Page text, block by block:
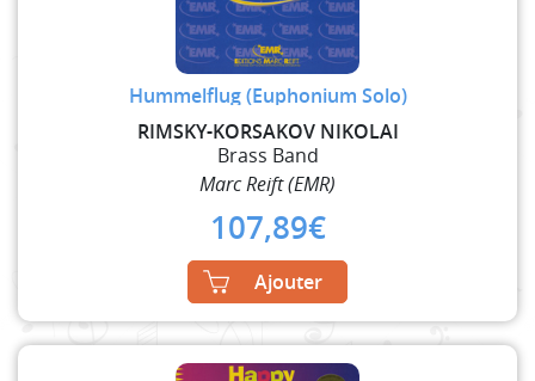
Hummelflug (Euphonium Solo)
RIMSKY-KORSAKOV NIKOLAI
Brass Band
Marc Reift (EMR)
107,89€
Ajouter